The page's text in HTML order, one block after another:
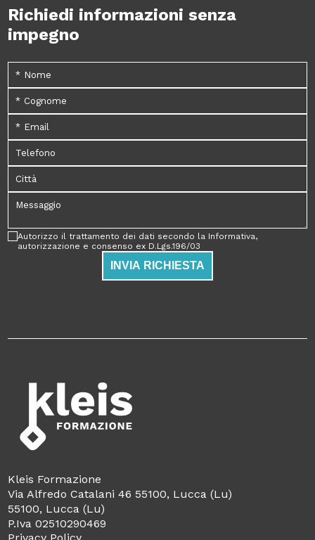
Richiedi informazioni senza
impegno
Autorizzo il trattamento dei dati secondo la Informativa,
autorizzazione e consenso ex D.Lgs.196/03
INVIA RICHIESTA
Kleis Formazione
Via Alfredo Catalani 46 55100, Lucca (Lu)
55100, Lucca (Lu)
P.Iva 02510290469